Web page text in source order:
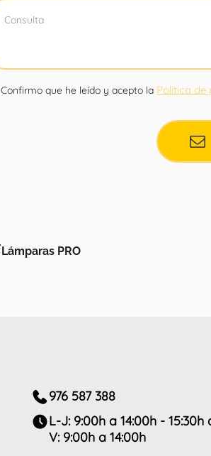
Confirmo que he leído y acepto la Política de
Lámparas PRO
976 587 388
L-J: 9:00h a 14:00h - 15:30h
V: 9:00h a 14:00h